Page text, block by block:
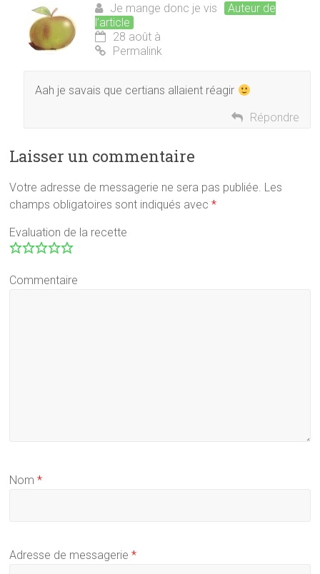
Je mange donc je vis
Auteur de
l’article
28 août à
Permalink
Aah je savais que certians allaient réagir
Répondre
Laisser un commentaire
Votre adresse de messagerie ne sera pas publiée. Les
champs obligatoires sont indiqués avec*
Evaluation de la recette
Commentaire
Nom*
Adresse de messagerie*